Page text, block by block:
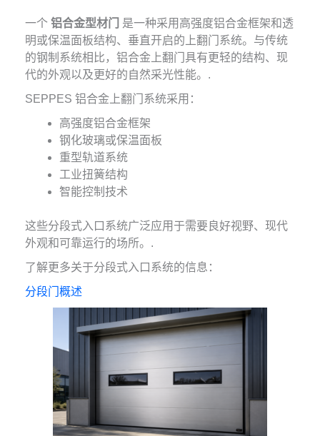
一个 铝合金型材门
是一种采用高强度铝合金框架和透
明或保温面板结构、垂直开启的上翻门系统。与传统
的钢制系统相比，铝合金上翻门具有更轻的结构、现
代的外观以及更好的自然采光性能。.
SEPPES 铝合金上翻门系统采用：
高强度铝合金框架
钢化玻璃或保温面板
重型轨道系统
工业扭簧结构
智能控制技术
这些分段式入口系统广泛应用于需要良好视野、现代
外观和可靠运行的场所。.
了解更多关于分段式入口系统的信息：
分段门概述